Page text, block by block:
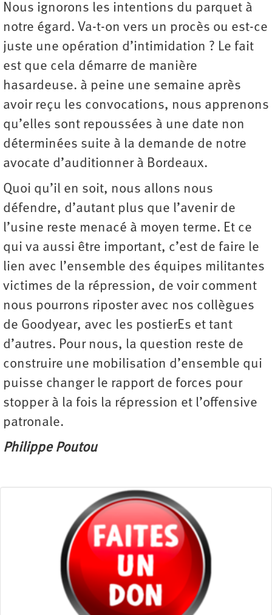
Nous ignorons les intentions du parquet à
notre égard. Va-t-on vers un procès ou est-ce
juste une opération d’intimidation ? Le fait
est que cela démarre de manière
hasardeuse. à peine une semaine après
avoir reçu les convocations, nous apprenons
qu’elles sont repoussées à une date non
déterminées suite à la demande de notre
avocate d’auditionner à Bordeaux.
Quoi qu’il en soit, nous allons nous
défendre, d’autant plus que l’avenir de
l’usine reste menacé à moyen terme. Et ce
qui va aussi être important, c’est de faire le
lien avec l’ensemble des équipes militantes
victimes de la répression, de voir comment
nous pourrons riposter avec nos collègues
de Goodyear, avec les postierEs et tant
d’autres. Pour nous, la question reste de
construire une mobilisation d’ensemble qui
puisse changer le rapport de forces pour
stopper à la fois la répression et l’offensive
patronale.
Philippe Poutou